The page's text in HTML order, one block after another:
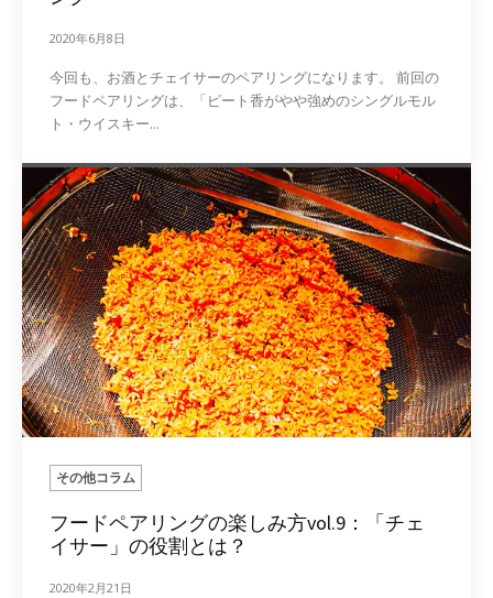
2020年6月8日
今回も、お酒とチェイサーのペアリングになります。 前回の
フードペアリングは、「ピート香がやや強めのシングルモル
ト・ウイスキー...
その他コラム
フードペアリングの楽しみ方vol.9：「チェ
イサー」の役割とは？
2020年2月21日